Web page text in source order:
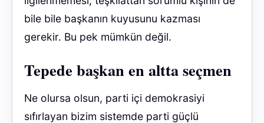
bile bile başkanın kuyusunu kazması
gerekir. Bu pek mümkün değil.
Tepede başkan en altta seçmen
Ne olursa olsun, parti içi demokrasiyi
sıfırlayan bizim sistemde parti güçlü